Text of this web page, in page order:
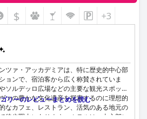
Fiを提供していますが、接続は部屋によっ
オプションには、安全な専用駐車場と近く
ていますが、一部のゲストは関連する費用
じています。
快適で、マットレスの硬さや枕の品質につ
混在しているにもかかわらず、ほとんどの
眠を楽しんでいます。ホテルの歴史的な雰
り、古き良き時代の魅力とモダンな快適さ
おり、マントヴァの遺産に興味のある人に
$ +3
ツァ・アッカデミアは、特に歴史的中心部
ョンで、宿泊客から広く称賛されていま
ソルデッロ広場などの主要な観光スポット
ァの豊かな文化遺産を探索するのに理想的
なカフェ、レストラン、活気のある地元の
徒歩圏内にあります。ホテルは、中心部に
リーのレビューまとめを読む